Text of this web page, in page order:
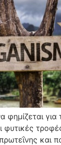
φημίζεται για
φυτικές
και